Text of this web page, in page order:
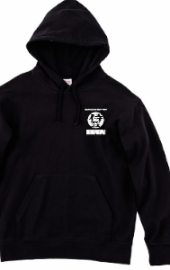
BLACK LABEL パーカー